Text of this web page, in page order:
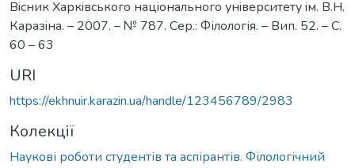
Вiсник Харкiвського нацiонального унiверситету iм. В.Н.
Каразiна. – 2007. – № 787. Сер.: Філологія. – Вип. 52. – С.
60 – 63
URI
https://ekhnuir.karazin.ua/handle/123456789/2983
Колекції
Наукові роботи студентів та аспірантів. Філологічний